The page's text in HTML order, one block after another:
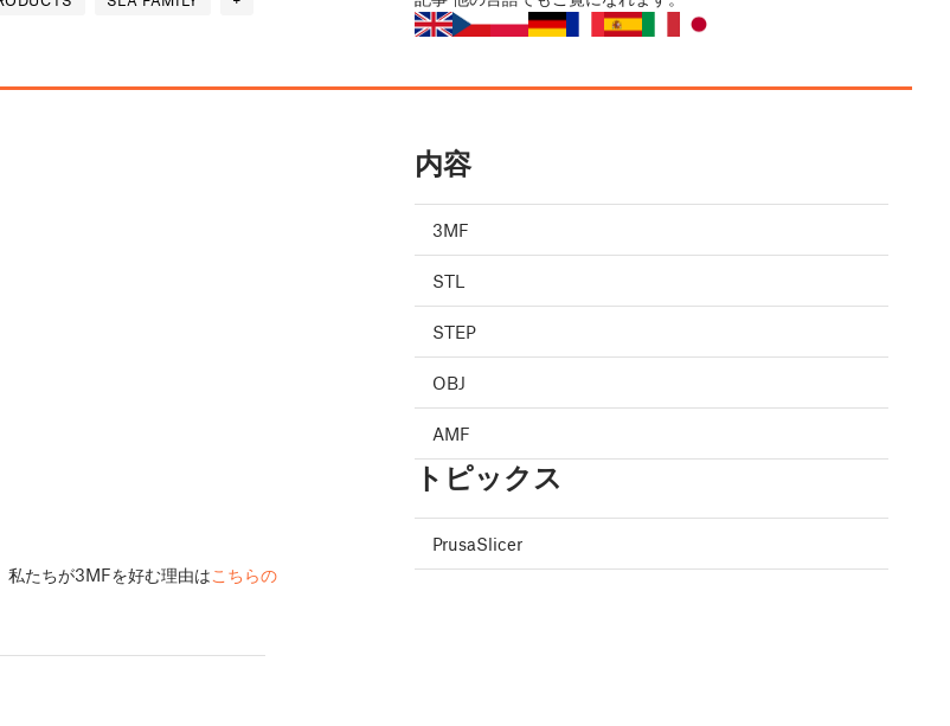
私たちが3MFを好む理由はこちらの
内容
3MF
STL
STEP
OBJ
AMF
トピックス
PrusaSlicer